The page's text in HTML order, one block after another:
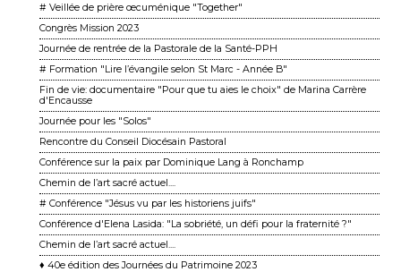
# Veillée de prière œcuménique "Together"
Congrès Mission 2023
Journée de rentrée de la Pastorale de la Santé-PPH
# Formation "Lire l’évangile selon St Marc - Année B"
Fin de vie: documentaire "Pour que tu aies le choix" de Marina Carrère
d'Encausse
Journée pour les "Solos"
Rencontre du Conseil Diocésain Pastoral
Conférence sur la paix par Dominique Lang à Ronchamp
Chemin de l’art sacré actuel....
# Conférence "Jésus vu par les historiens juifs"
Conférence d'Elena Lasida: "La sobriété, un défi pour la fraternité ?"
Chemin de l’art sacré actuel....
♦ 40e édition des Journées du Patrimoine 2023